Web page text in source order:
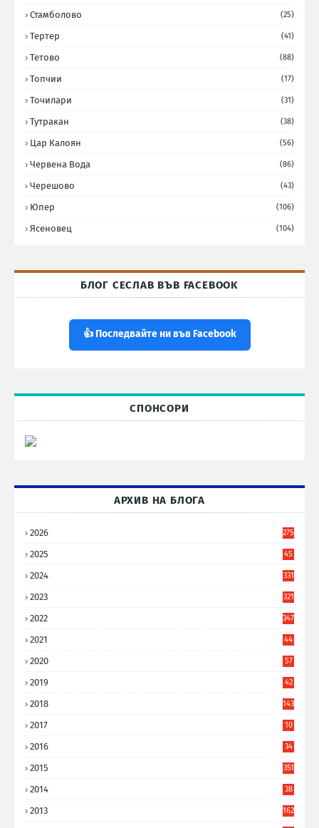
Стамболово (25)
Тертер (41)
Тетово (88)
Топчии (17)
Точилари (31)
Тутракан (38)
Цар Калоян (56)
Червена Вода (86)
Черешово (43)
Юпер (106)
Ясеновец (104)
БЛОГ СЕСЛАВ ВЪВ FACEBOOK
👍 Последвайте ни във Facebook
СПОНСОРИ
АРХИВ НА БЛОГА
2026 275
2025
45
2024 331
2023 321
2022 347
2021
44
2020
57
2019
42
2018 143
2017
10
2016
34
2015 351
2014
38
2013 162